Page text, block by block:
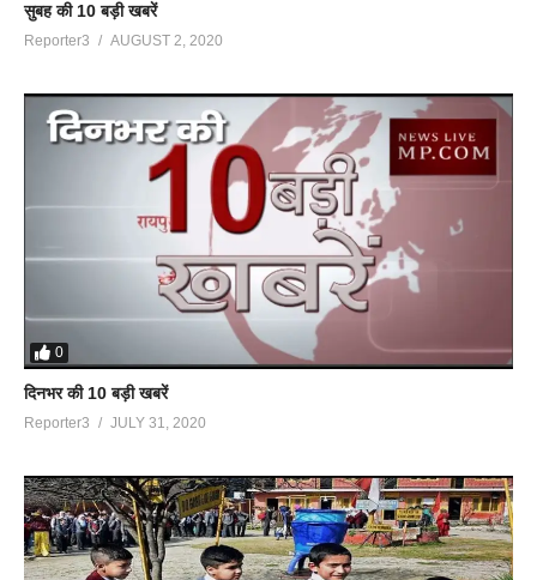
सुबह की 10 बड़ी खबरें
Reporter3 AUGUST 2, 2020
0
दिनभर की 10 बड़ी खबरें
Reporter3 JULY 31, 2020